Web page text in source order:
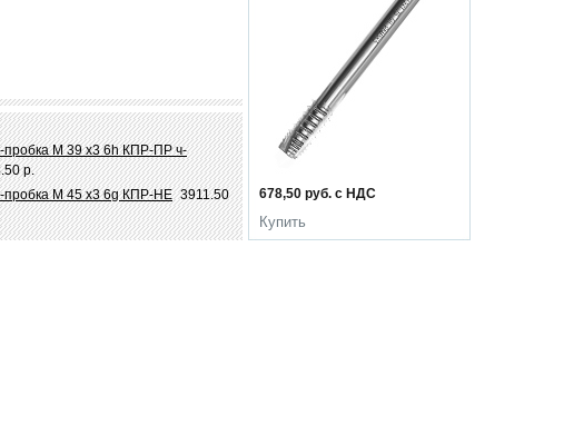
пробка М 39 х3 6h КПР-ПР ч-
р.
пробка М 45 х3 6g КПР-НЕ 3911.50
678,50 руб. с НДС
Купить